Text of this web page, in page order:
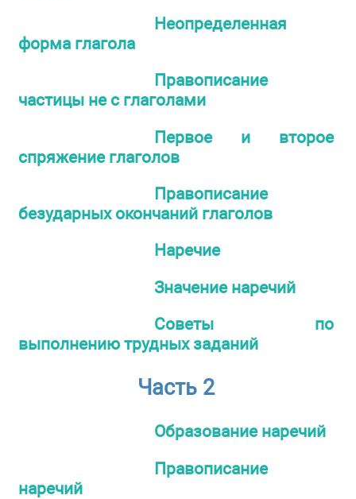
Неопределенная
форма глагола
Правописание
частицы не с глаголами
Первое и второе
спряжение глаголов
Правописание
безударных окончаний глаголов
Наречие
Значение наречий
Советы по
выполнению трудных заданий
Часть 2
Образование наречий
Правописание
наречий